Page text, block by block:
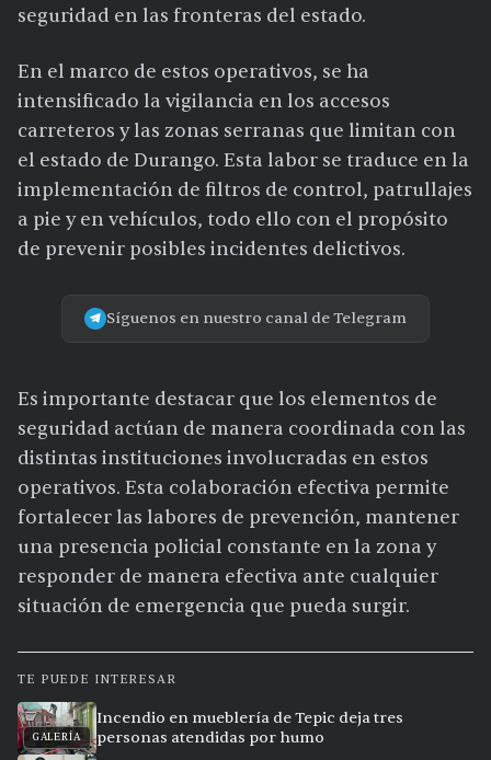
seguridad en las fronteras del estado.
En el marco de estos operativos, se ha
intensificado la vigilancia en los accesos
carreteros y las zonas serranas que limitan con
el estado de Durango. Esta labor se traduce en la
implementación de filtros de control, patrullajes
a pie y en vehículos, todo ello con el propósito
de prevenir posibles incidentes delictivos.
Síguenos en nuestro canal de Telegram
Es importante destacar que los elementos de
seguridad actúan de manera coordinada con las
distintas instituciones involucradas en estos
operativos. Esta colaboración efectiva permite
fortalecer las labores de prevención, mantener
una presencia policial constante en la zona y
responder de manera efectiva ante cualquier
situación de emergencia que pueda surgir.
TE PUEDE INTERESAR
GALERÍA
Incendio en mueblería de Tepic deja tres
personas atendidas por humo